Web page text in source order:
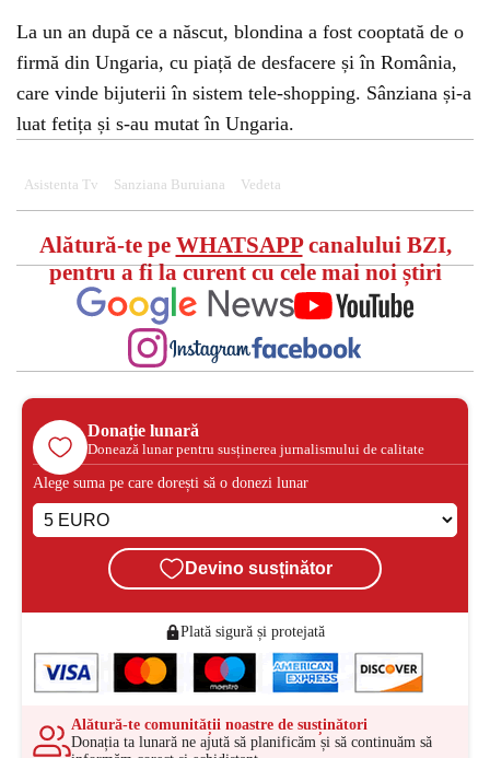
La un an după ce a născut, blondina a fost cooptată de o
firmă din Ungaria, cu piață de desfacere și în România,
care vinde bijuterii în sistem tele-shopping. Sânziana și-a
luat fetița și s-au mutat în Ungaria.
Asistenta Tv Sanziana Buruiana Vedeta
Alătură-te pe WHATSAPPcanalului BZI,
pentru a fi la curent cu cele mai noi știri
Donație lunară
Donează lunar pentru susținerea jurnalismului de calitate
Alege suma pe care dorești să o donezi lunar
Devino susținător
Plată sigură și protejată
Alătură-te comunității noastre de susținători
Donația ta lunară ne ajută să planificăm și să continuăm să